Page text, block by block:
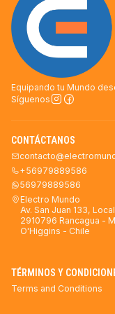
Equipando tu Mundo
Síguenos
CONTÁCTANOS
+56979889586
56979889586
Electro Mundo
Av. San Juan 133,
2910796 Rancagua -
O'Higgins - Chile
TÉRMINOS Y
Terms and Conditions